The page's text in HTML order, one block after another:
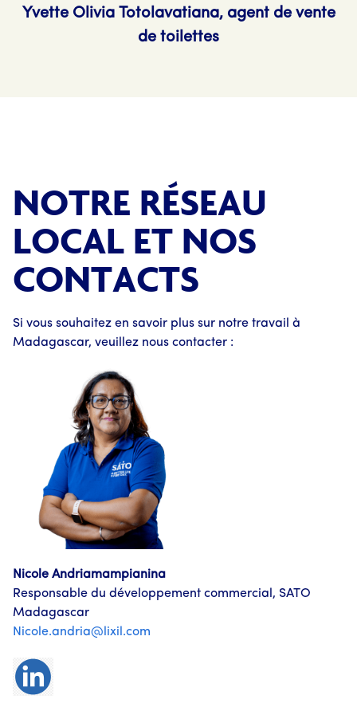
Yvette Olivia Totolavatiana, agent de vente
de toilettes
NOTRE RÉSEAU
LOCAL ET NOS
CONTACTS
Si vous souhaitez en savoir plus sur notre travail à
Madagascar, veuillez nous contacter :
Nicole Andriamampianina
Responsable du développement commercial, SATO
Madagascar
Nicole.andria@lixil.com